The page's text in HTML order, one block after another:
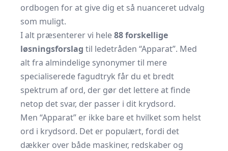
ordbogen for at give dig et så nuanceret udvalg
som muligt.
I alt præsenterer vi hele88 forskellige
løsningsforslag til ledetråden “Apparat”. Med
alt fra almindelige synonymer til mere
specialiserede fagudtryk får du et bredt
spektrum af ord, der gør det lettere at finde
netop det svar, der passer i dit krydsord.
Men “Apparat” er ikke bare et hvilket som helst
ord i krydsord. Det er populært, fordi det
dækker over både maskiner, redskaber og